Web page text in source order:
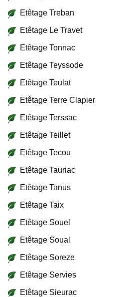
Etêtage Treban
Etêtage Le Travet
Etêtage Tonnac
Etêtage Teyssode
Etêtage Teulat
Etêtage Terre Clapier
Etêtage Terssac
Etêtage Teillet
Etêtage Tecou
Etêtage Tauriac
Etêtage Tanus
Etêtage Taix
Etêtage Souel
Etêtage Soual
Etêtage Soreze
Etêtage Servies
Etêtage Sieurac